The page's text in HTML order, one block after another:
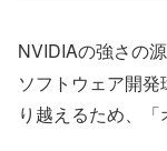
NVIDIAの強さの
ソフトウェア開
り越えるため、「